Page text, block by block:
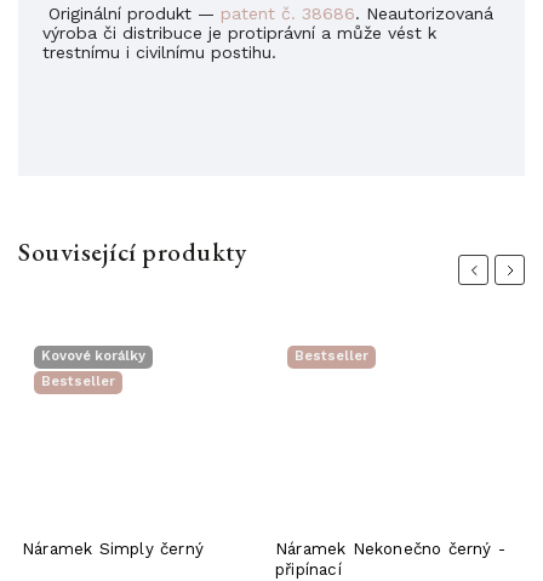
Originální produkt — patent č. 38686. Neautorizovaná
výroba či distribuce je protiprávní a může vést k
trestnímu i civilnímu postihu.
Související produkty
Previous
Kovové korálky
Bestseller
Náramek Simply černý
Bestseller
Náramek Nekonečno černý -
připínací
Next